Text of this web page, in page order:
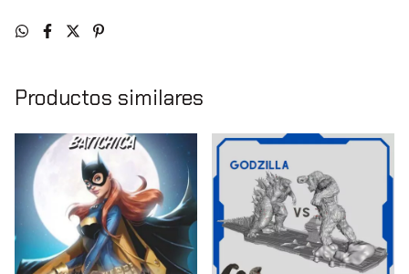
Productos similares